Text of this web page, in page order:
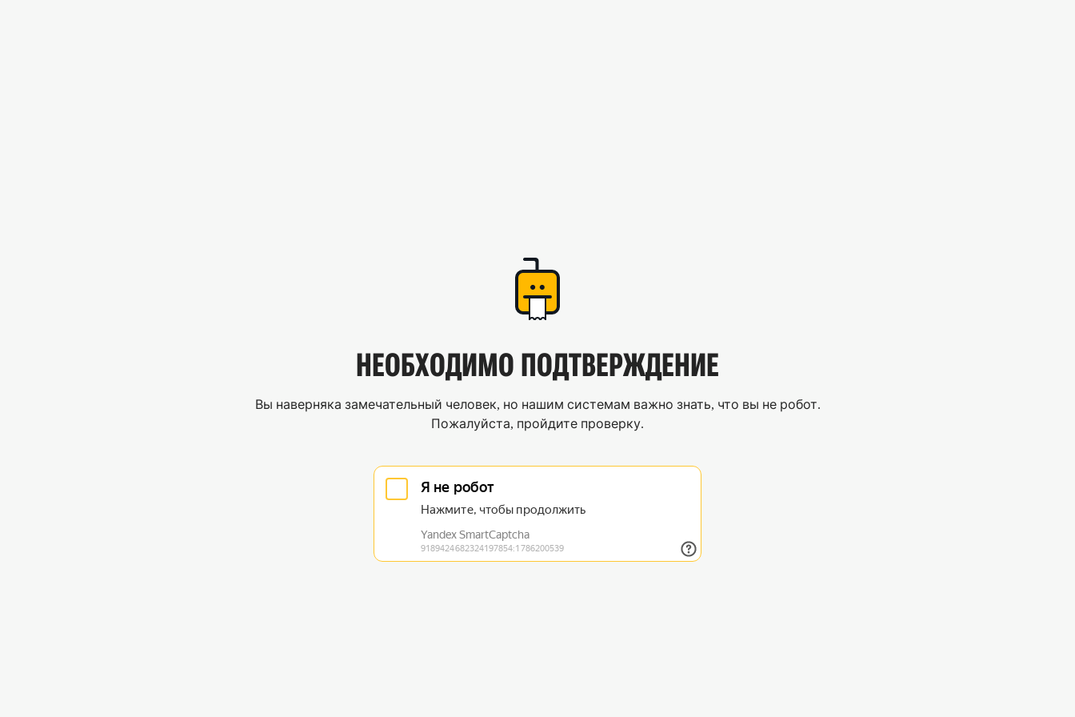
НЕОБХОДИМО ПОДТВЕРЖДЕНИЕ
Вы наверняка замечательный человек, но нашим системам важно знать, что вы не робот.
Пожалуйста, пройдите проверку.